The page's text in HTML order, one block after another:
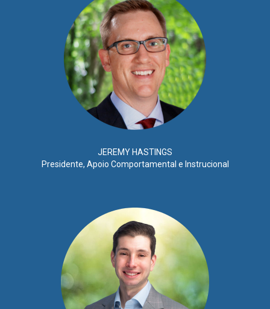
JEREMY HASTINGS
Presidente, Apoio Comportamental e Instrucional